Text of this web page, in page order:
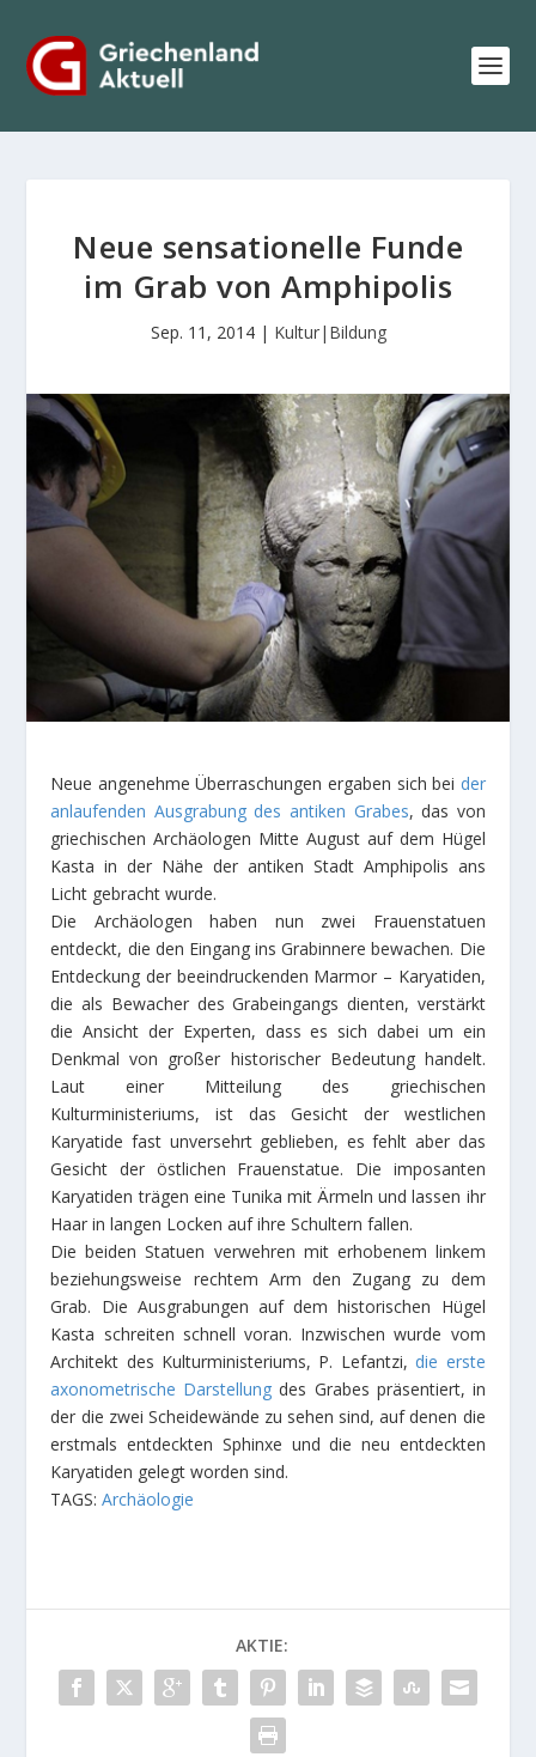
Neue sensationelle Funde
im Grab von Amphipolis
Sep. 11, 2014| Kultur|Bildung
Neue angenehme Überraschungen ergaben sich bei der
anlaufenden Ausgrabung des antiken Grabes, das von
griechischen Archäologen Mitte August auf dem Hügel
Kasta in der Nähe der antiken Stadt Amphipolis ans
Licht gebracht wurde.
Die Archäologen haben nun zwei Frauenstatuen
entdeckt, die den Eingang ins Grabinnere bewachen. Die
Entdeckung der beeindruckenden Marmor – Karyatiden,
die als Bewacher des Grabeingangs dienten, verstärkt
die Ansicht der Experten, dass es sich dabei um ein
Denkmal von großer historischer Bedeutung handelt.
Laut einer Mitteilung des griechischen
Kulturministeriums, ist das Gesicht der westlichen
Karyatide fast unversehrt geblieben, es fehlt aber das
Gesicht der östlichen Frauenstatue. Die imposanten
Karyatiden trägen eine Tunika mit Ärmeln und lassen ihr
Haar in langen Locken auf ihre Schultern fallen.
Die beiden Statuen verwehren mit erhobenem linkem
beziehungsweise rechtem Arm den Zugang zu dem
Grab. Die Ausgrabungen auf dem historischen Hügel
Kasta schreiten schnell voran. Inzwischen wurde vom
Architekt des Kulturministeriums, P. Lefantzi, die erste
axonometrische Darstellungdes Grabes präsentiert, in
der die zwei Scheidewände zu sehen sind, auf denen die
erstmals entdeckten Sphinxe und die neu entdeckten
Karyatiden gelegt worden sind.
TAGS:Archäologie
AKTIE: